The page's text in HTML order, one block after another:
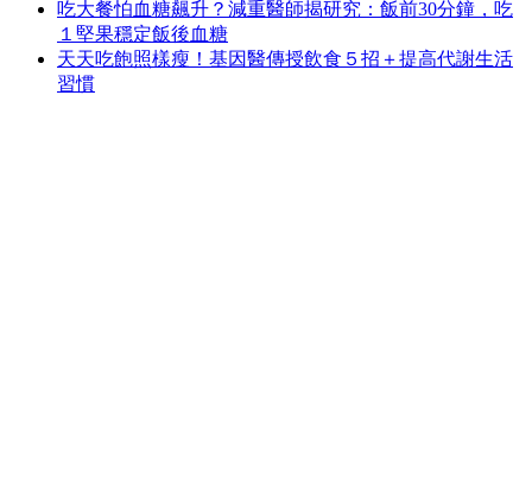
吃大餐怕血糖飆升？減重醫師揭研究：飯前30分鐘，吃
１堅果穩定飯後血糖
天天吃飽照樣瘦！基因醫傳授飲食５招＋提高代謝生活
習慣